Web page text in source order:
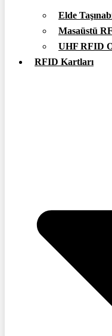
Elde
Masaüstü
UHF RFID
RFID Kartları